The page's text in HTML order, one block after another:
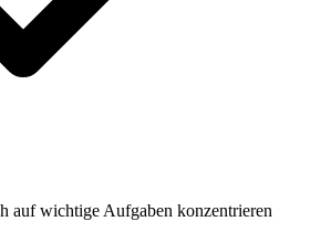
auf wichtige Aufgaben konzentrieren